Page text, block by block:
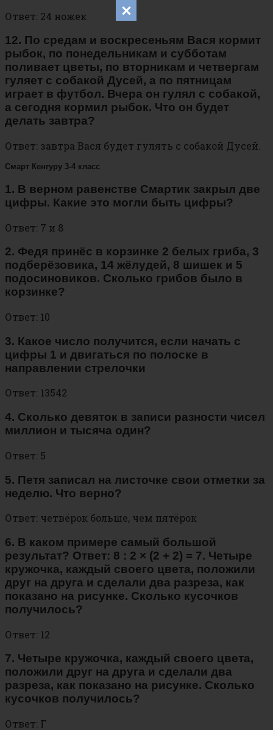
Ответ: 24 ножек
12. По средам и воскресеньям Вася кормит
рыбок, по понедельникам и субботам
поливает цветы, по вторникам и четвергам
гуляет с собакой Дусей, а по пятницам
играет в футбол. Вчера он гулял с собакой,
а сегодня кормил рыбок. Что он будет
делать завтра?
Ответ: завтра Вася будет гулять с собакой Дусей.
Смарт Кенгуру 3-4 класс
1. В верном равенстве Смартик закрыл две
цифры. Какие это могли быть цифры?
Ответ: 7 и 8
2. Федя принёс в корзинке 2 белых гриба, 3
подберёзовика, 14 жёлудей, 8 шишек и 5
подосиновиков. Сколько грибов было в
корзинке?
Ответ: 10
3. Какое число получится, если начать с
цифры 1 и двигаться по полоске в
направлении стрелочки
Ответ: 13542
4. Сколько девяток в записи разности чисел
миллион и тысяча один?
Ответ: 5
5. Петя записал на листочке свои отметки за
неделю. Что верно?
Ответ: четвёрок больше, чем пятёрок
6. В каком примере самый большой
результат? Ответ: 8 : 2 × (2 + 2) = 7. Четыре
кружочка, каждый своего цвета, положили
друг на друга и сделали два разреза, как
показано на рисунке. Сколько кусочков
получилось?
Ответ: 12
7. Четыре кружочка, каждый своего цвета,
положили друг на друга и сделали два
разреза, как показано на рисунке. Сколько
кусочков получилось?
Ответ: Г